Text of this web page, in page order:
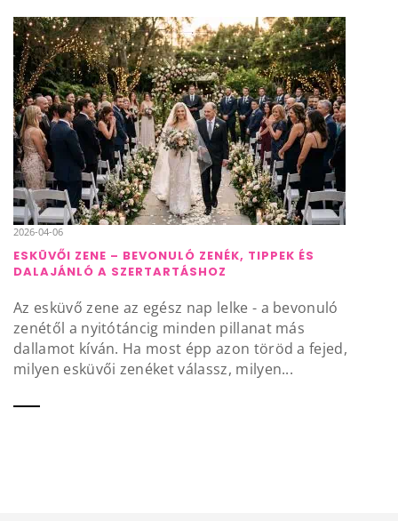
2026-04-06
ESKÜVŐI ZENE – BEVONULÓ ZENÉK, TIPPEK ÉS
DALAJÁNLÓ A SZERTARTÁSHOZ
Az esküvő zene az egész nap lelke - a bevonuló
zenétől a nyitótáncig minden pillanat más
dallamot kíván. Ha most épp azon töröd a fejed,
milyen esküvői zenéket válassz, milyen...